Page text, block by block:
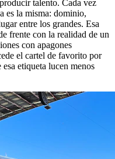
talento. Cada vez
es la misma: dominio,
entre los grandes. Esa
frente con la realidad de un
con apagones
el cartel de favorito por
etiqueta lucen menos